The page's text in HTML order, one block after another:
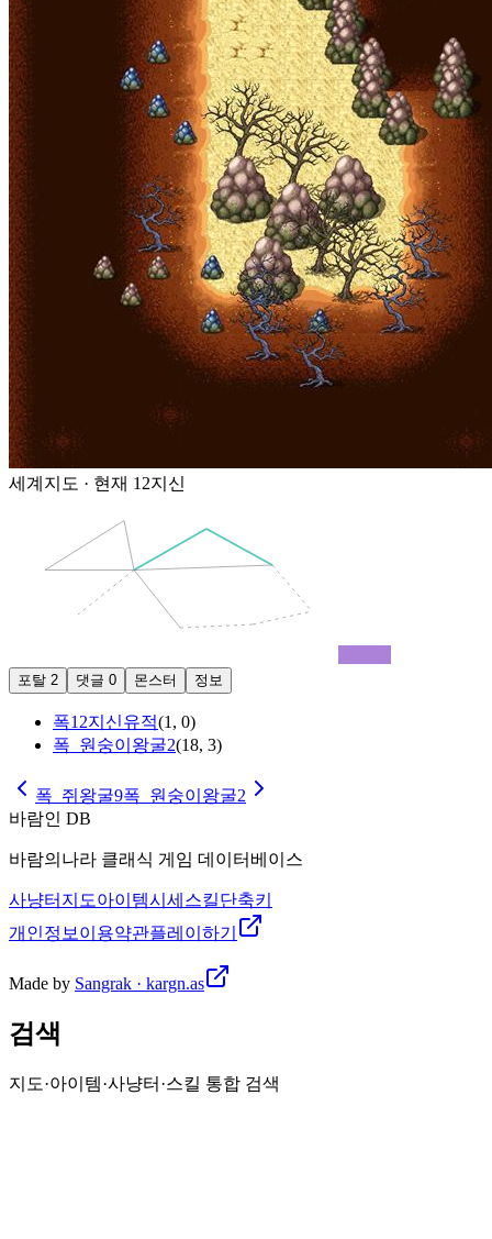
세계지도 · 현재 12지신
포탈 2 댓글 0 몬스터 정보
폭12지신유적(1 , 0)
폭_원숭이왕굴2(18, 3)
폭_쥐왕굴9폭_원숭이왕굴2
바람인 DB
바람의나라 클래식 게임 데이터베이스
사냥터 지도아이템시세 스킬단축키
개인정보 이용약관플레이하기
Made by Sangrak · kargn.as
검색
지도·아이템·사냥터·스킬 통합 검색